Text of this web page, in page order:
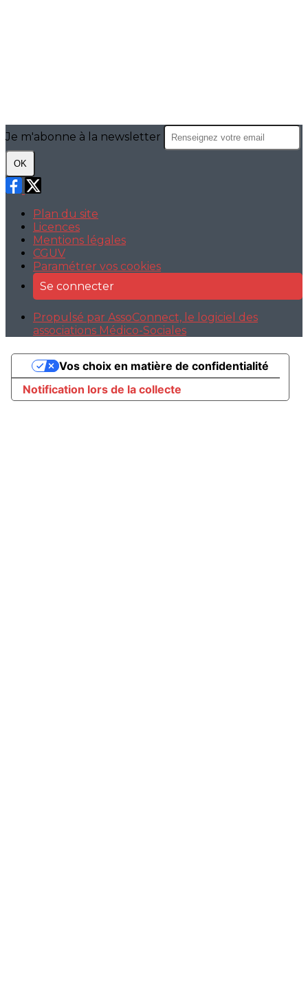
Je m'abonne à la newsletter
OK
Plan du site
Licences
Mentions légales
CGUV
Paramétrer vos cookies
Se connecter
Propulsé par AssoConnect, le logiciel des
associations Médico-Sociales
Notification lors de la collecte
Vos choix en matière de confidentialité